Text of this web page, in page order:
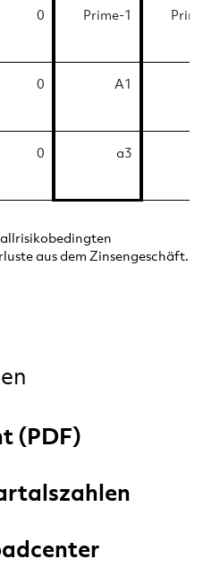
0 Prime-1
0 A1
0 a3
aus dem Zinsengeschäft.
(PDF)